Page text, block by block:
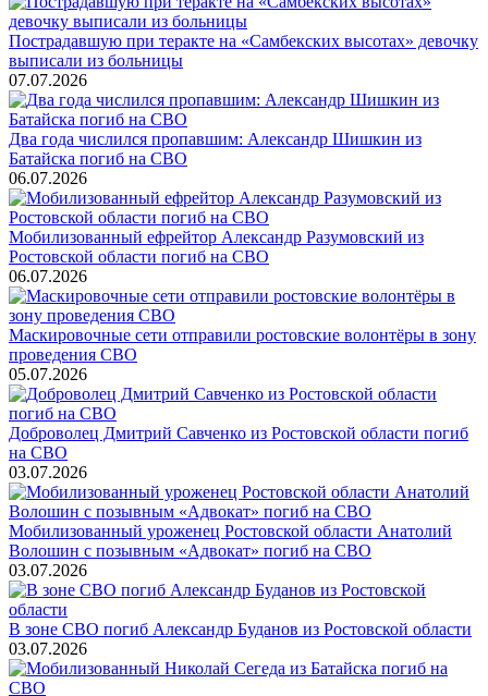
Пострадавшую при теракте на «Самбекских высотах» девочку
выписали из больницы
07.07.2026
Два года числился пропавшим: Александр Шишкин из
Батайска погиб на СВО
06.07.2026
Мобилизованный ефрейтор Александр Разумовский из
Ростовской области погиб на СВО
06.07.2026
Маскировочные сети отправили ростовские волонтёры в зону
проведения СВО
05.07.2026
Доброволец Дмитрий Савченко из Ростовской области погиб
на СВО
03.07.2026
Мобилизованный уроженец Ростовской области Анатолий
Волошин с позывным «Адвокат» погиб на СВО
03.07.2026
В зоне СВО погиб Александр Буданов из Ростовской области
03.07.2026